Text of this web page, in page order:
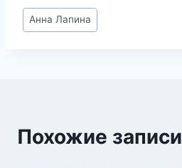
Метки
записи:
Анна Лапина
Похожие записи